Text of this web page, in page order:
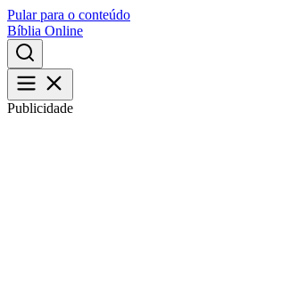
Pular para o conteúdo
Bíblia Online
Publicidade